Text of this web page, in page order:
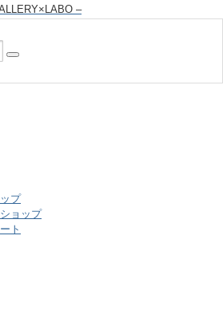
プ
ョップ
ト